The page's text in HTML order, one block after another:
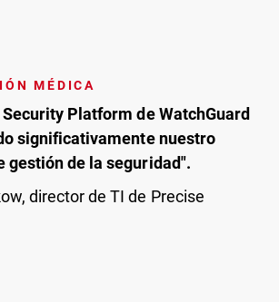
MÉDICA
Platform de WatchGuard
significativamente nuestro
gestión de la seguridad".
director de TI de Precise